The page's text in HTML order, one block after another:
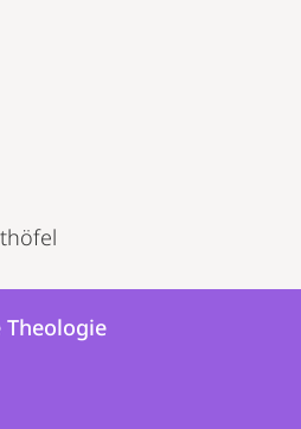
Theologie